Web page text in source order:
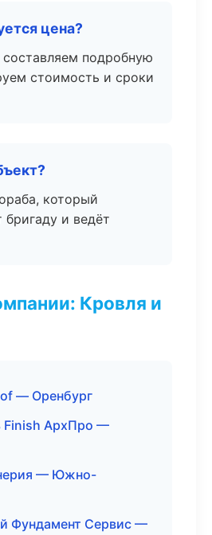
цена?
подробную
стоимость и сроки
который
бригаду и ведёт
Кровля и
— Оренбург
Finish АрхПро —
— Южно-
Фундамент Сервис —